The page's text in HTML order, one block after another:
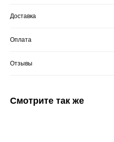
Доставка
Оплата
Отзывы
Смотрите так же